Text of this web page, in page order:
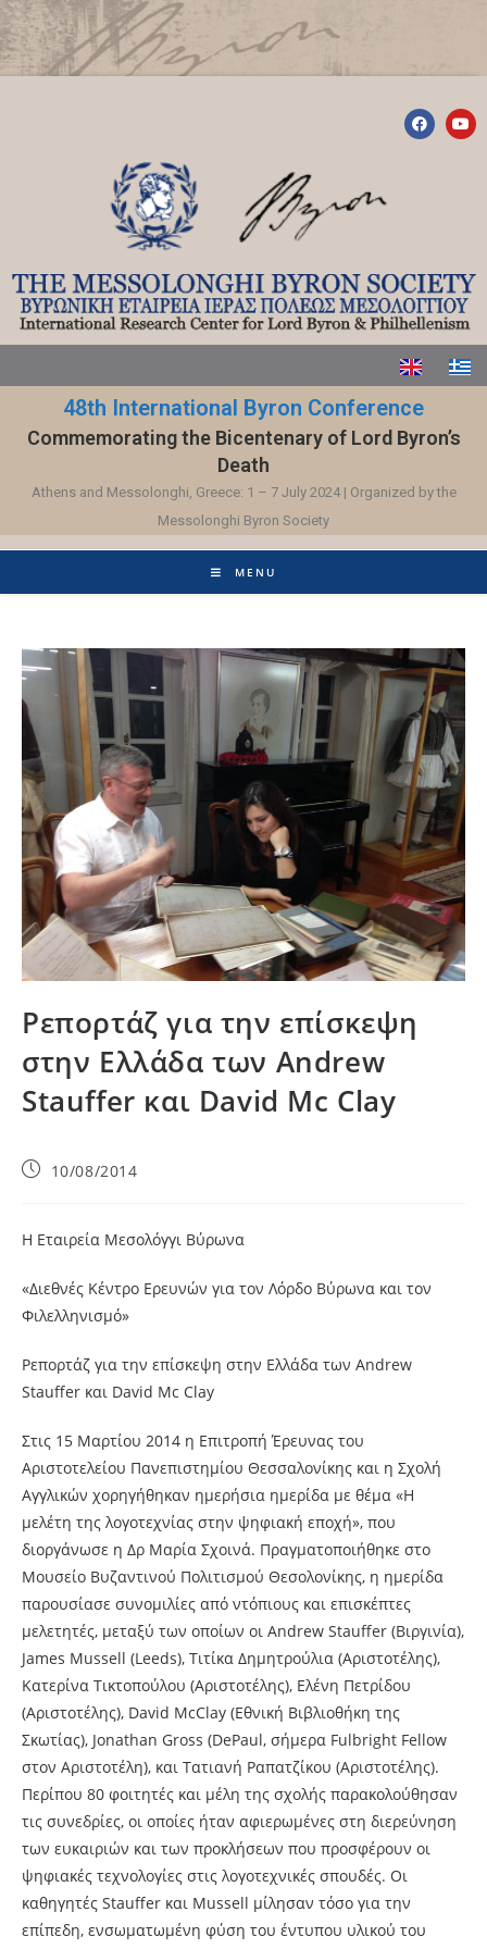
48th International Byron Conference
Commemorating the Bicentenary of Lord Byron’s
Death
Athens and Messolonghi, Greece: 1 – 7 July 2024 | Organized by the
Messolonghi Byron Society
MENU
Ρεπορτάζ για την επίσκεψη
στην Ελλάδα των Andrew
Stauffer και David Mc Clay
10/08/2014
Η Εταιρεία Μεσολόγγι Βύρωνα
«Διεθνές Κέντρο Ερευνών για τον Λόρδο Βύρωνα και τον
Φιλελληνισμό»
Ρεπορτάζ για την επίσκεψη στην Ελλάδα των Andrew
Stauffer και David Mc Clay
Στις 15 Μαρτίου 2014 η Επιτροπή Έρευνας του
Αριστοτελείου Πανεπιστημίου Θεσσαλονίκης και η Σχολή
Αγγλικών χορηγήθηκαν ημερήσια ημερίδα με θέμα «Η
μελέτη της λογοτεχνίας στην ψηφιακή εποχή», που
διοργάνωσε η Δρ Μαρία Σχοινά. Πραγματοποιήθηκε στο
Μουσείο Βυζαντινού Πολιτισμού Θεσολονίκης, η ημερίδα
παρουσίασε συνομιλίες από ντόπιους και επισκέπτες
μελετητές, μεταξύ των οποίων οι Andrew Stauffer (Βιργινία),
James Mussell (Leeds), Τιτίκα Δημητρούλια (Αριστοτέλης),
Κατερίνα Τικτοπούλου (Αριστοτέλης), Ελένη Πετρίδου
(Αριστοτέλης), David McClay (Εθνική Βιβλιοθήκη της
Σκωτίας), Jonathan Gross (DePaul, σήμερα Fulbright Fellow
στον Αριστοτέλη), και Τατιανή Ραπατζίκου (Αριστοτέλης).
Περίπου 80 φοιτητές και μέλη της σχολής παρακολούθησαν
τις συνεδρίες, οι οποίες ήταν αφιερωμένες στη διερεύνηση
των ευκαιριών και των προκλήσεων που προσφέρουν οι
ψηφιακές τεχνολογίες στις λογοτεχνικές σπουδές. Οι
καθηγητές Stauffer και Mussell μίλησαν τόσο για την
επίπεδη, ενσωματωμένη φύση του έντυπου υλικού του